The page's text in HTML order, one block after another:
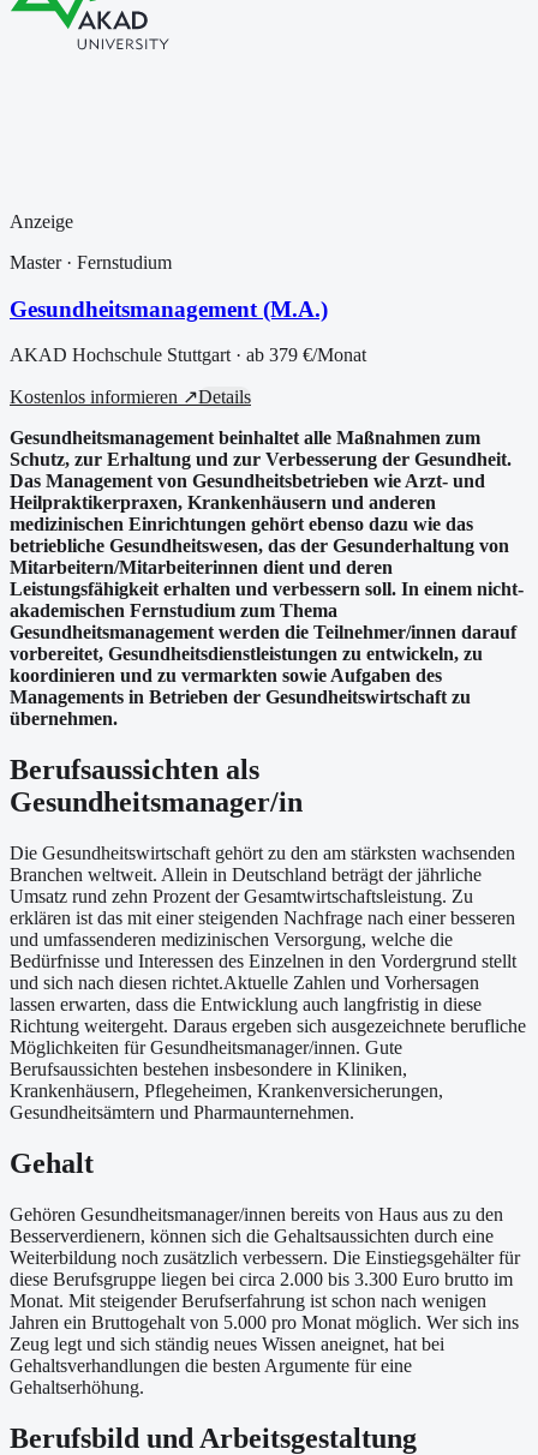
Anzeige
Master· Fernstudium
Gesundheitsmanagement (M.A.)
AKAD Hochschule Stuttgart · ab 379 €/Monat
Kostenlos informieren ↗Details
Gesundheitsmanagement beinhaltet alle Maßnahmen zum
Schutz, zur Erhaltung und zur Verbesserung der Gesundheit.
Das Management von Gesundheitsbetrieben wie Arzt- und
Heilpraktikerpraxen, Krankenhäusern und anderen
medizinischen Einrichtungen gehört ebenso dazu wie das
betriebliche Gesundheitswesen, das der Gesunderhaltung von
Mitarbeitern/Mitarbeiterinnen dient und deren
Leistungsfähigkeit erhalten und verbessern soll. In einem nicht-
akademischen Fernstudium zum Thema
Gesundheitsmanagement werden die Teilnehmer/innen darauf
vorbereitet, Gesundheitsdienstleistungen zu entwickeln, zu
koordinieren und zu vermarkten sowie Aufgaben des
Managements in Betrieben der Gesundheitswirtschaft zu
übernehmen.
Berufsaussichten als
Gesundheitsmanager/in
Die Gesundheitswirtschaft gehört zu den am stärksten wachsenden
Branchen weltweit. Allein in Deutschland beträgt der jährliche
Umsatz rund zehn Prozent der Gesamtwirtschaftsleistung. Zu
erklären ist das mit einer steigenden Nachfrage nach einer besseren
und umfassenderen medizinischen Versorgung, welche die
Bedürfnisse und Interessen des Einzelnen in den Vordergrund stellt
und sich nach diesen richtet.Aktuelle Zahlen und Vorhersagen
lassen erwarten, dass die Entwicklung auch langfristig in diese
Richtung weitergeht. Daraus ergeben sich ausgezeichnete berufliche
Möglichkeiten für Gesundheitsmanager/innen. Gute
Berufsaussichten bestehen insbesondere in Kliniken,
Krankenhäusern, Pflegeheimen, Krankenversicherungen,
Gesundheitsämtern und Pharmaunternehmen.
Gehalt
Gehören Gesundheitsmanager/innen bereits von Haus aus zu den
Besserverdienern, können sich die Gehaltsaussichten durch eine
Weiterbildung noch zusätzlich verbessern. Die Einstiegsgehälter für
diese Berufsgruppe liegen bei circa 2.000 bis 3.300 Euro brutto im
Monat. Mit steigender Berufserfahrung ist schon nach wenigen
Jahren ein Bruttogehalt von 5.000 pro Monat möglich. Wer sich ins
Zeug legt und sich ständig neues Wissen aneignet, hat bei
Gehaltsverhandlungen die besten Argumente für eine
Gehaltserhöhung.
Berufsbild und Arbeitsgestaltung